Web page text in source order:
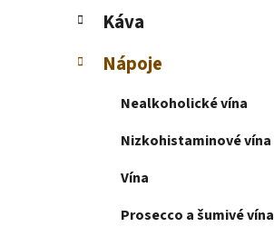
ý
a
ó
i
Káva
Nápoje
Nealkoholické vína
Nizkohistaminové vína
Vína
Prosecco a šumivé vína